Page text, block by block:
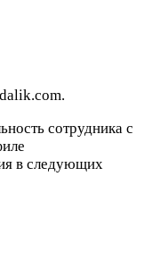
сотрудника с
в следующих